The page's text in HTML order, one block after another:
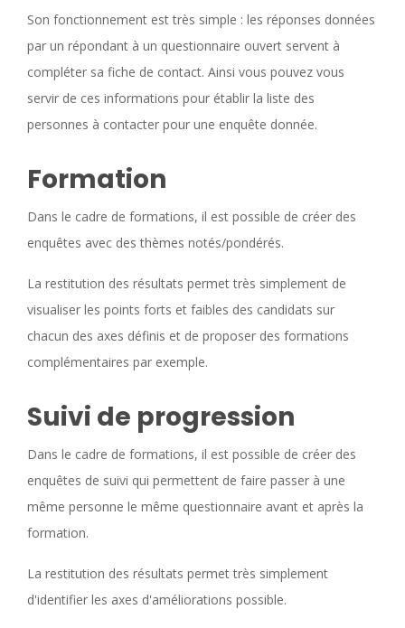
Son fonctionnement est très simple : les réponses données
par un répondant à un questionnaire ouvert servent à
compléter sa fiche de contact. Ainsi vous pouvez vous
servir de ces informations pour établir la liste des
personnes à contacter pour une enquête donnée.
Formation
Dans le cadre de formations, il est possible de créer des
enquêtes avec des thèmes notés/pondérés.
La restitution des résultats permet très simplement de
visualiser les points forts et faibles des candidats sur
chacun des axes définis et de proposer des formations
complémentaires par exemple.
Suivi de progression
Dans le cadre de formations, il est possible de créer des
enquêtes de suivi qui permettent de faire passer à une
même personne le même questionnaire avant et après la
formation.
La restitution des résultats permet très simplement
d'identifier les axes d'améliorations possible.